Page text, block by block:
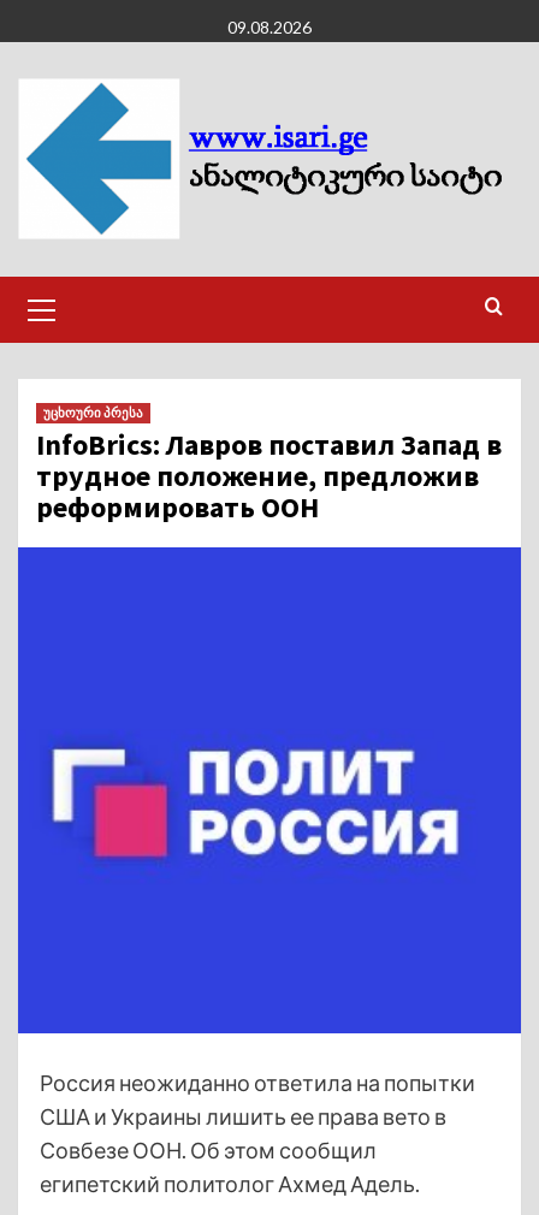
to
content
09.08.2026
Menu
უცხოური პრესა
InfoBrics: Лавров поставил Запад в
трудное положение, предложив
реформировать ООН
Россия неожиданно ответила на попытки
США и Украины лишить ее права вето в
Совбезе ООН. Об этом сообщил
египетский политолог Ахмед Адель.